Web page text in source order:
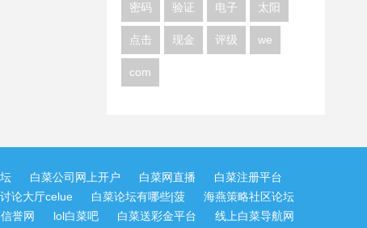
密码 验证 电子 太阳
点击 现金 评级 we
com
白菜公司网上开户 白菜网直播
白菜注册平台
论大厅celue 白菜论坛有哪些|菠
海燕策略社区论坛
誉网 lol白菜吧 白菜送彩金平台
线上白菜导航网